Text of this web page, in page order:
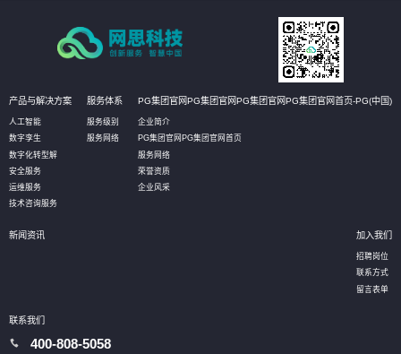
产品与解决方案
人工智能
数字孪生
数字化转型解
安全服务
运维服务
技术咨询服务
服务体系
服务级别
服务网络
PG集团官网PG集团官网PG集团官网PG集团官网首页-PG(中国)
企业简介
PG集团官网PG集团官网首页
服务网络
荣誉资质
企业风采
新闻资讯 加入我们
招聘岗位
联系方式
留言表单
联系我们
400-808-5058